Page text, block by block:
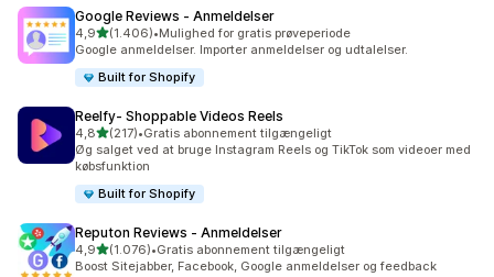
Google Reviews ‑ Anmeldelser
4,9ud af 5 stjerner
(1.406)
1406 anmeldelser i alt
•Mulighed for gratis prøveperiode
Google anmeldelser. Importer anmeldelser og udtalelser.
Built for Shopify
Reelfy‑ Shoppable Videos Reels
4,8ud af 5 stjerner
(217)
217 anmeldelser i alt
•Gratis abonnement tilgængeligt
Øg salget ved at bruge Instagram Reels og TikTok som videoer med
købsfunktion
Built for Shopify
Reputon Reviews ‑ Anmeldelser
4,9ud af 5 stjerner
(1.076)
1076 anmeldelser i alt
•Gratis abonnement tilgængeligt
Boost Sitejabber, Facebook, Google anmeldelser og feedback